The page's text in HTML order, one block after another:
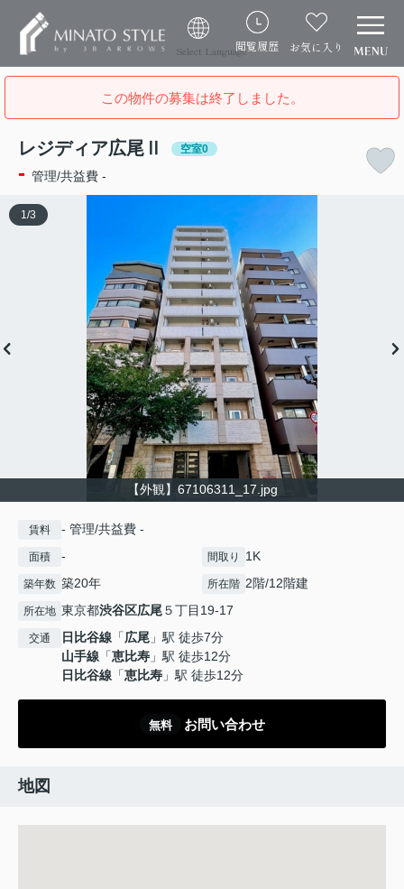
Select Language閲覧履歴 お気に入り
この物件の募集は終了しました。
レジディア広尾Ⅱ 空室0
- 管理/共益費 -
【外観】67106311_17.jpg
1/3
賃料 - 管理/共益費 -
面積 - 間取り 1K
築年数 築20年 所在階 2階/12階建
所在地 東京都渋谷区広尾５丁目19-17
交通 日比谷線 「広尾 」駅 徒歩7分
山手線 「恵比寿 」駅 徒歩12分
日比谷線 「恵比寿 」駅 徒歩12分
無料 お問い合わせ
地図